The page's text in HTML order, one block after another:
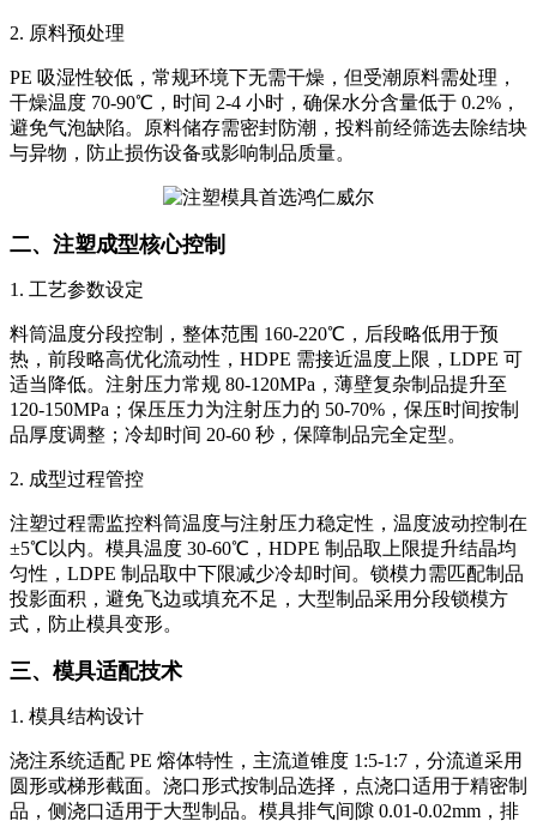
2. 原料预处理
PE 吸湿性较低，常规环境下无需干燥，但受潮原料需处理，
干燥温度 70-90℃，时间 2-4 小时，确保水分含量低于 0.2%，
避免气泡缺陷。原料储存需密封防潮，投料前经筛选去除结块
与异物，防止损伤设备或影响制品质量。
二、注塑成型核心控制
1. 工艺参数设定
料筒温度分段控制，整体范围 160-220℃，后段略低用于预
热，前段略高优化流动性，HDPE 需接近温度上限，LDPE 可
适当降低。注射压力常规 80-120MPa，薄壁复杂制品提升至
120-150MPa；保压压力为注射压力的 50-70%，保压时间按制
品厚度调整；冷却时间 20-60 秒，保障制品完全定型。
2. 成型过程管控
注塑过程需监控料筒温度与注射压力稳定性，温度波动控制在
±5℃以内。模具温度 30-60℃，HDPE 制品取上限提升结晶均
匀性，LDPE 制品取中下限减少冷却时间。锁模力需匹配制品
投影面积，避免飞边或填充不足，大型制品采用分段锁模方
式，防止模具变形。
三、模具适配技术
1. 模具结构设计
浇注系统适配 PE 熔体特性，主流道锥度 1:5-1:7，分流道采用
圆形或梯形截面。浇口形式按制品选择，点浇口适用于精密制
品，侧浇口适用于大型制品。模具排气间隙 0.01-0.02mm，排